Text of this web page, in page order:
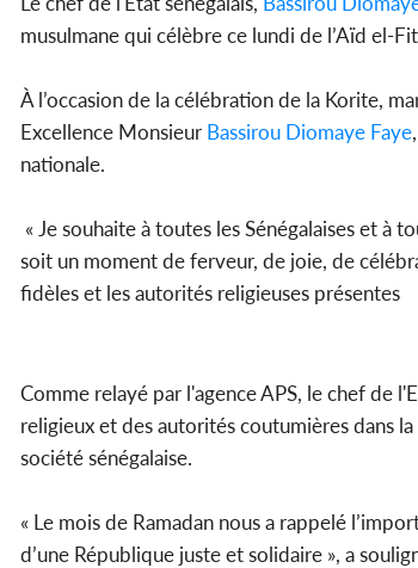
musulmane qui célèbre ce lundi de l’Aïd el-
À l’occasion de la célébration de la Korite,
Excellence Monsieur Bassirou Diomaye Faye
nationale.
« Je souhaite à toutes les Sénégalaises et à
soit un moment de ferveur, de joie, de
fidèles et les autorités religieuses présentes
Comme relayé par l'agence APS, le chef de
religieux et des autorités coutumières dans
société sénégalaise.
« Le mois de Ramadan nous a rappelé
d’une République juste et solidaire », a